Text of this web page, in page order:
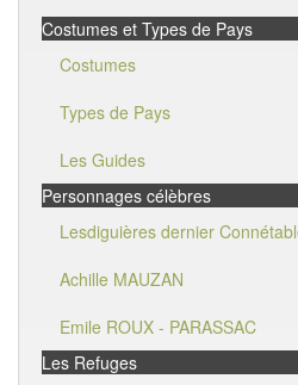
Costumes et Types de Pays
Costumes
Types de Pays
Les Guides
Personnages célèbres
Lesdiguières dernier
Achille MAUZAN
Emile ROUX - PARASSAC
Les Refuges